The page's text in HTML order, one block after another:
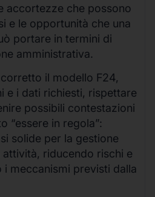
accortezze che possono
e le opportunità che una
portare in termini di
amministrativa.
il modello F24,
e i dati richiesti, rispettare
possibili contestazioni
“essere in regola”:
solide per la gestione
riducendo rischi e
meccanismi previsti dalla